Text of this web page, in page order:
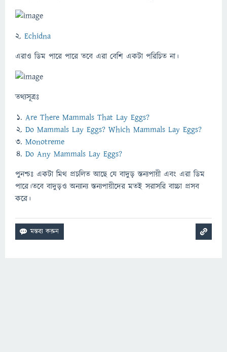
2. Echidna
এরাও ডিম পারে পারে তবে এরা বেশি একটা পরিচিত না।
তথ্যসূত্রঃ
Are There Mammals That Lay Eggs?
Do Mammals Lay Eggs? Which Mammals Lay Eggs?
Monotreme
Do Any Mammals Lay Eggs?
পুনশ্চঃ একটা মিথ প্রচলিত আছে যে বাদুড় স্তন্যপায়ী এবং এরা ডিম
পারে।তবে বাদুড়ও অন্যান্য স্তন্যপায়ীদের মতই সরাসরি বাচ্চা প্রসব
করে।